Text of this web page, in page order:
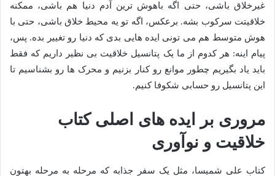
غیرخلاق باشی، حتی اگه باهوش ترین آدم دنیا هم باشی، ممکنه
خلاقیتت سرکوب بشه. برعکس، اگه تو یه محیط خلاق باشی، حتی با
هوش متوسط هم می تونی ایده هایی بدی که دنیا رو تغییر بده. پس،
پیام اینه: هر کدوم از ما یک پتانسیل خلاقیت بی نظیر داریم که فقط
باید یاد بگیریم چطور موانع رو کنار بزنیم و محرک ها رو بشناسیم تا
این پتانسیل رو حسابی شکوفا کنیم.
مروری بر ایده های اصلی کتاب
خلاقیت و نوآوری
کتاب علی شمیسا، مثل یک سفر جذابه که مرحله به مرحله بهتون